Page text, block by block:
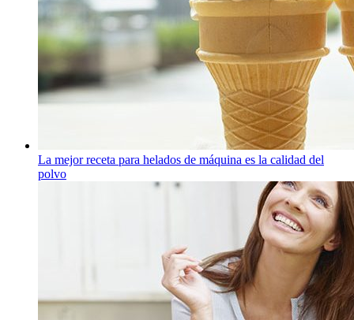
La mejor receta para helados de máquina es la calidad del
polvo